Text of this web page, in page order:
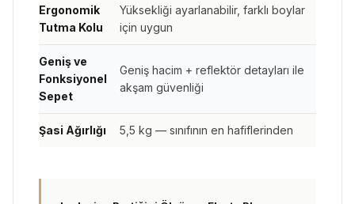
Ergonomik
Tutma Kolu
Yüksekliği ayarlanabilir, farklı boylar
için uygun
Geniş ve
Fonksiyonel
Sepet
Geniş hacim + reflektör detayları ile
akşam güvenliği
Şasi Ağırlığı 5,5 kg — sınıfının en hafiflerinden